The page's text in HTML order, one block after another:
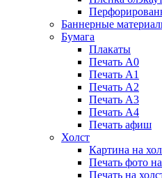
Баннерные
Бумага
Плакаты
Печать А0
Печать А1
Печать А2
Печать А3
Печать А4
Печать афиш
Холст
Картина на
Печать фото
Печать на